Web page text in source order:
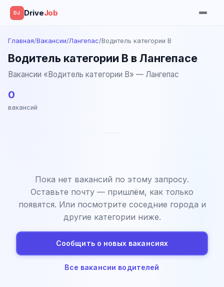
DJ DriveJob
Главная/Вакансии/Лангепас/Водитель категории B
Водитель категории B в Лангепасе
Вакансии «Водитель категории B» — Лангепас
0
вакансий
Пока нет вакансий по этому запросу.
Оставьте почту — пришлём, как только
появятся. Или посмотрите соседние города и
другие категории ниже.
Сообщить о новых вакансиях
Все вакансии водителей